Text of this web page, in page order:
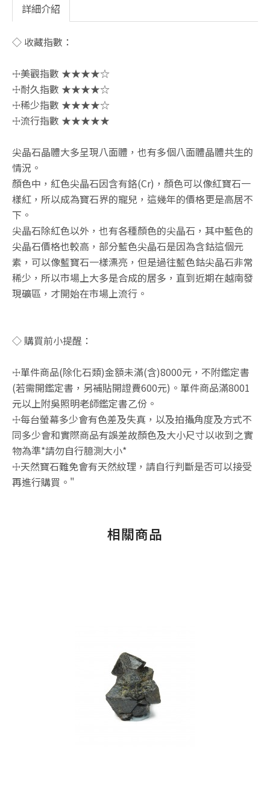
詳細介紹
◇ 收藏指數：
☩美觀指數 ★★★★☆
☩耐久指數 ★★★★☆
☩稀少指數 ★★★★☆
☩流行指數 ★★★★★
尖晶石晶體大多呈現八面體，也有多個八面體晶體共生的
情況。
顏色中，紅色尖晶石因含有鉻(Cr)，顏色可以像紅寶石一
樣紅，所以成為寶石界的寵兒，這幾年的價格更是高居不
下。
尖晶石除紅色以外，也有各種顏色的尖晶石，其中藍色的
尖晶石價格也較高，部分藍色尖晶石是因為含鈷這個元
素，可以像藍寶石一樣漂亮，但是過往藍色鈷尖晶石非常
稀少，所以市場上大多是合成的居多，直到近期在越南發
現礦區，才開始在市場上流行。
◇ 購買前小提醒：
☩單件商品(除化石類)金額未滿(含)8000元，不附鑑定書
(若需開鑑定書，另補貼開證費600元)。單件商品滿8001
元以上附吳照明老師鑑定書乙份。
☩每台螢幕多少會有色差及失真，以及拍攝角度及方式不
同多少會和實際商品有誤差故顏色及大小尺寸以收到之實
物為準*請勿自行臆測大小*
☩天然寶石難免會有天然紋理，請自行判斷是否可以接受
再進行購買。"
相關商品